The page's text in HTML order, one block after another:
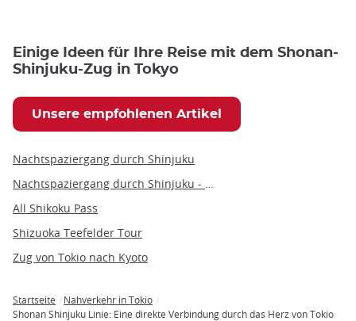
Einige Ideen für Ihre Reise mit dem Shonan-
Shinjuku-Zug in Tokyo
Unsere empfohlenen Artikel
Nachtspaziergang durch Shinjuku
All Shikoku Pass
Shizuoka Teefelder Tour
Zug von Tokio nach Kyoto
Breadcrumb
Startseite
Nahverkehr in Tokio
Shonan Shinjuku Linie: Eine direkte Verbindung durch das Herz von Tokio